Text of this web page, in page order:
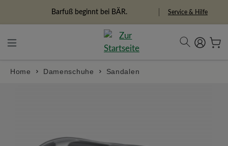
Freiheitspioniere Service & Hilfe
Home Damenschuhe Sandalen